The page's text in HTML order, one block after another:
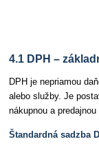
4.1 DPH –
DPH je nepriamou
alebo služby. Je
nákupnou a predajnou
Štandardná sadzba